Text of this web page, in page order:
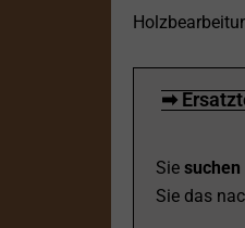
➡
Sie suchen
Sie das